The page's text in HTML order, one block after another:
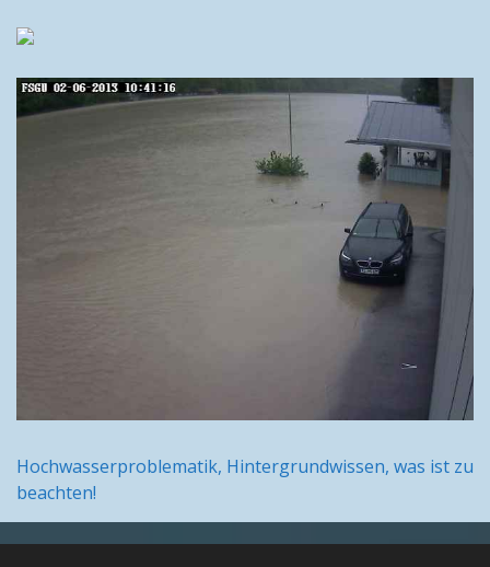
Hochwasserproblematik, Hintergrundwissen, was ist zu
beachten!